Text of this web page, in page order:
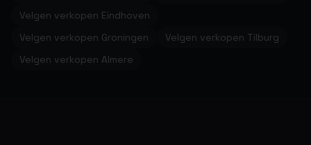
Velgen verkopen Eindhoven
Velgen verkopen Groningen
Velgen verkopen Tilburg
Velgen verkopen Almere